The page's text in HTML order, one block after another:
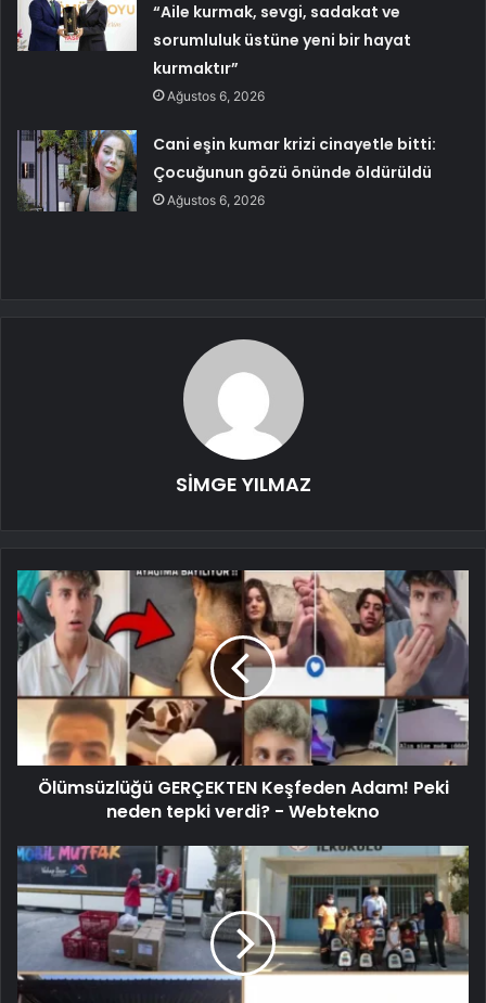
“Aile kurmak, sevgi, sadakat ve
sorumluluk üstüne yeni bir hayat
kurmaktır”
Ağustos 6, 2026
Cani eşin kumar krizi cinayetle bitti:
Çocuğunun gözü önünde öldürüldü
Ağustos 6, 2026
SİMGE YILMAZ
Ölümsüzlüğü GERÇEKTEN Keşfeden Adam! Peki
neden tepki verdi? - Webtekno